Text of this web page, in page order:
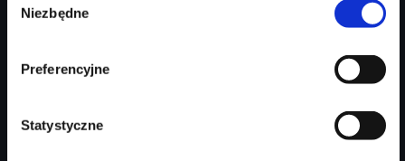
zgody
Niezbędne
Preferencyjne
Statystyczne
213 746 zł
Zapytaj o ofertę Szczegóły